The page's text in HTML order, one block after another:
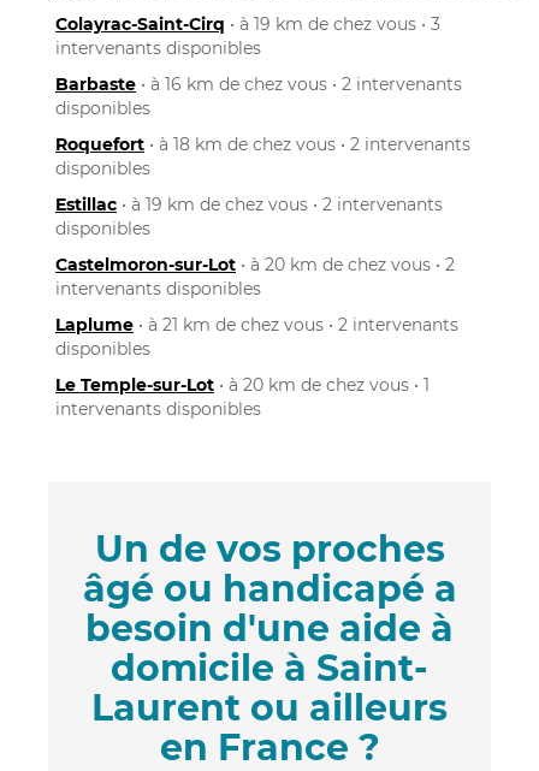
Colayrac-Saint-Cirq • à 19 km de chez vous • 3
intervenants disponibles
Barbaste • à 16 km de chez vous • 2 intervenants
disponibles
Roquefort • à 18 km de chez vous • 2 intervenants
disponibles
Estillac • à 19 km de chez vous • 2 intervenants
disponibles
Castelmoron-sur-Lot • à 20 km de chez vous • 2
intervenants disponibles
Laplume • à 21 km de chez vous • 2 intervenants
disponibles
Le Temple-sur-Lot • à 20 km de chez vous • 1
intervenants disponibles
Un de vos proches
âgé ou handicapé a
besoin d'une aide à
domicile à Saint-
Laurent ou ailleurs
en France ?